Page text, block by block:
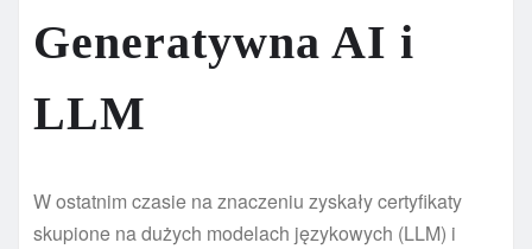
Generatywna AI i
LLM
W ostatnim czasie na znaczeniu zyskały certyfikaty
skupione na dużych modelach językowych (LLM) i